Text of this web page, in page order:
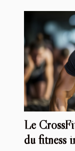
Le
du fitness